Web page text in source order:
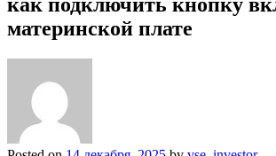
материнской плате